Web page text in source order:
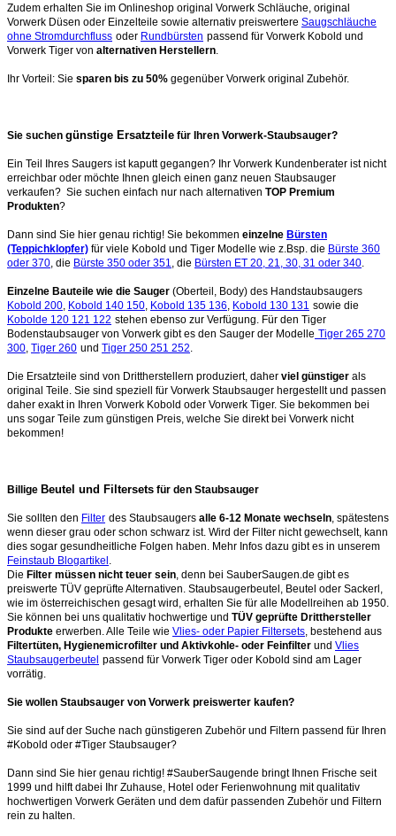
Zudem erhalten Sie im Onlineshop original Vorwerk Schläuche, original
Vorwerk Düsen oder Einzelteile sowie alternativ preiswertere Saugschläuche
ohne Stromdurchfluss oder Rundbürsten passend für Vorwerk Kobold und
Vorwerk Tiger von alternativen Herstellern
Ihr Vorteil: Sie sparen bis zu 50% gegenüber Vorwerk original Zubehör.
Sie suchen günstige Ersatzteile für Ihren Vorwerk-Staubsauger?
Ein Teil Ihres Saugers ist kaputt gegangen? Ihr Vorwerk Kundenberater ist nicht
erreichbar oder möchte Ihnen gleich einen ganz neuen Staubsauger
verkaufen? Sie suchen einfach nur nach alternativen TOP Premium
Produkten?
Dann sind Sie hier genau richtig! Sie bekommen einzelne Bürsten
(Teppichklopfer) für viele Kobold und Tiger Modelle wie z.Bsp. die Bürste 360
oder 370 , die Bürste 350 oder 351 , die Bürsten ET 20, 21, 30, 31 oder 340
Einzelne Bauteile wie die Sauger (Oberteil, Body) des Handstaubsaugers
Kobold 200 Kobold 140 150 Kobold 135 136 Kobold 130 131 sowie die
Kobolde 120 121 122 stehen ebenso zur Verfügung. Für den Tiger
Bodenstaubsauger von Vorwerk gibt es den Sauger der Modelle Tiger 265 270
300 Tiger 260 und Tiger 250 251 252
Die Ersatzteile sind von Drittherstellern produziert, daher viel günstiger als
original Teile. Sie sind speziell für Vorwerk Staubsauger hergestellt und passen
daher exakt in Ihren Vorwerk Kobold oder Vorwerk Tiger. Sie bekommen bei
uns sogar Teile zum günstigen Preis, welche Sie direkt bei Vorwerk nicht
bekommen!
Billige Beutel und Filtersets für den Staubsauger
Sie sollten den Filter des Staubsaugers alle 6-12 Monate wechseln , spätestens
wenn dieser grau oder schon schwarz ist. Wird der Filter nicht gewechselt, kann
dies sogar gesundheitliche Folgen haben. Mehr Infos dazu gibt es in unserem
Feinstaub Blogartikel
Die Filter müssen nicht teuer sein , denn bei SauberSaugen.de gibt es
preiswerte TÜV geprüfte Alternativen. Staubsaugerbeutel, Beutel oder Sackerl,
wie im österreichischen gesagt wird, erhalten Sie für alle Modellreihen ab 1950.
Sie können bei uns qualitativ hochwertige und TÜV geprüfte Dritthersteller
Produkte erwerben. Alle Teile wie Vlies- oder Papier Filtersets , bestehend aus
Filtertüten, Hygienemicrofilter und Aktivkohle- oder Feinfilter und Vlies
Staubsaugerbeutel passend für Vorwerk Tiger oder Kobold sind am Lager
vorrätig.
Sie wollen Staubsauger von Vorwerk preiswerter kaufen?
Sie sind auf der Suche nach günstigeren Zubehör und Filtern passend für Ihren
#Kobold oder #Tiger Staubsauger?
Dann sind Sie hier genau richtig! #SauberSaugende bringt Ihnen Frische seit
1999 und hilft dabei Ihr Zuhause, Hotel oder Ferienwohnung mit qualitativ
hochwertigen Vorwerk Geräten und dem dafür passenden Zubehör und Filtern
rein zu halten.